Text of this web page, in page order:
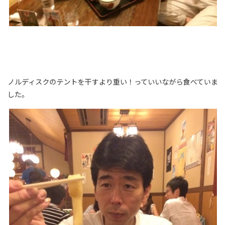
ノルディスクのテントを干すより重い！っていいながら食べていま
した。